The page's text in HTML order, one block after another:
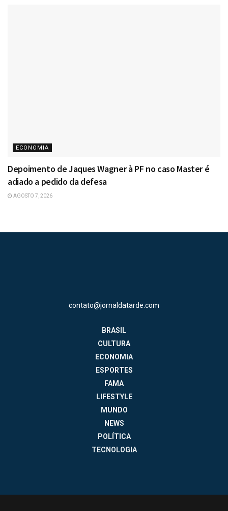
ECONOMIA
Depoimento de Jaques Wagner à PF no caso Master é
adiado a pedido da defesa
AGOSTO 7, 2026
contato@jornaldatarde.com
BRASIL
CULTURA
ECONOMIA
ESPORTES
FAMA
LIFESTYLE
MUNDO
NEWS
POLÍTICA
TECNOLOGIA